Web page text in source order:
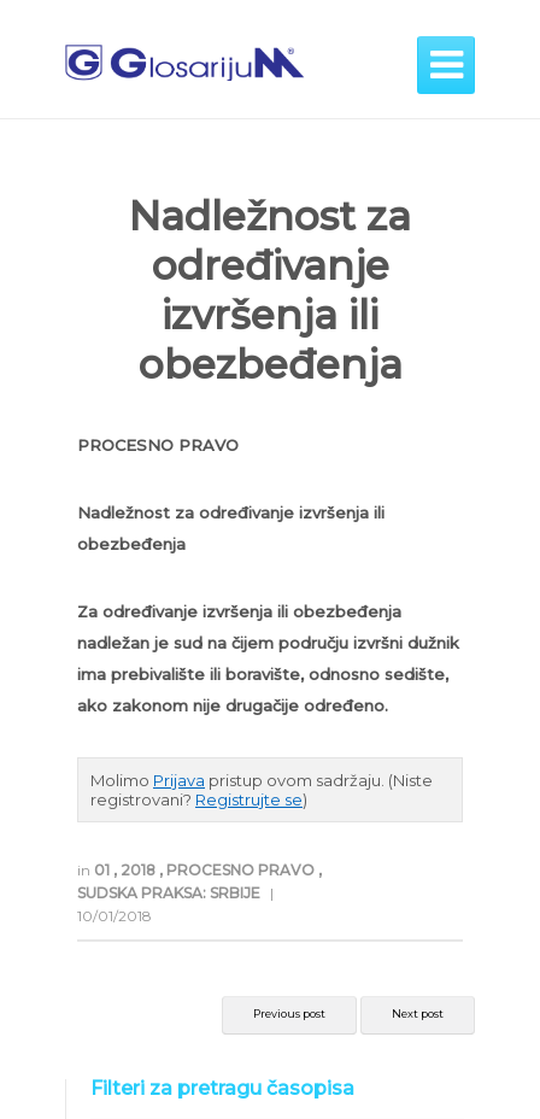

Nadležnost za
određivanje
izvršenja ili
obezbeđenja
PROCESNO PRAVO
Nadležnost za određivanje izvršenja ili
obezbeđenja
Za određivanje izvršenja ili obezbeđenja
nadležan je sud na čijem području izvršni dužnik
ima prebivalište ili boravište, odnosno sedište,
ako zakonom nije drugačije određeno.
Molimo Prijava pristup ovom sadržaju. (Niste
registrovani? Registrujte se)
in 01 , 2018 , PROCESNO PRAVO ,
SUDSKA PRAKSA: SRBIJE |
10/01/2018
Previous post Next post
Filteri za pretragu časopisa